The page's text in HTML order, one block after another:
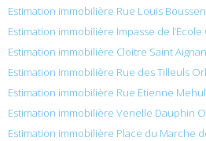
Estimation immobilière Rue Louis
Estimation immobilière Impasse de
Estimation immobilière Cloitre Saint
Estimation immobilière Rue des Tilleuls
Estimation immobilière Rue Etienne
Estimation immobilière Venelle Dauphin
Estimation immobilière Place du Marche